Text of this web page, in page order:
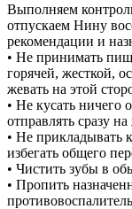
Выполняем
отпускаем Нину
рекомендации и
• Не принимать
горячей, жесткой,
жевать на этой
• Не кусать ничего
отправлять сразу
• Не прикладывать
избегать общего
• Чистить зубы в
• Пропить